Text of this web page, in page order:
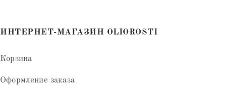
ИНТЕРНЕТ-МАГАЗИН OLIOROSTI
Корзина
Оформление заказа